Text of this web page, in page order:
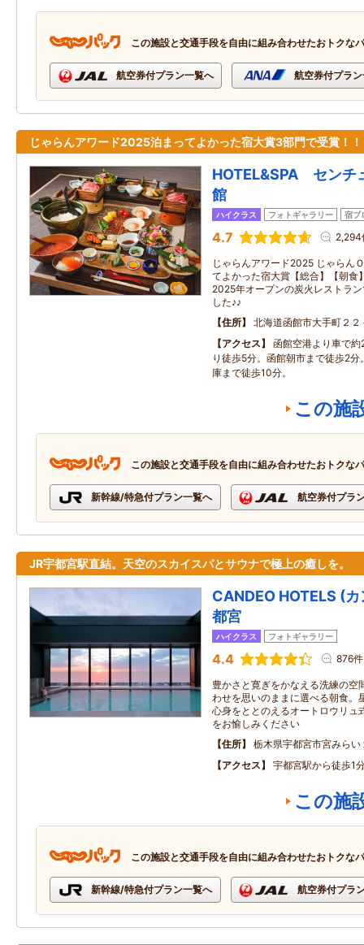
この施設と交通手段を自由に組み合わせたおトクな
航空券付プラン一覧へ 航空券付プラ
じゃらんアワード2025泊まってよかった宿大賞3部門で受賞！！
HOTEL&SPA センチ
館
ハイクラス フォトギャラリー 宿ブ
4.7 2,294
じゃらんアワード2025 じゃらん
てよかった宿大賞【総合】【朝
2025年オープンの炭火レストラ
した♪♪
住所
北海道函館市大手町２２
アクセス
函館空港より車で
り徒歩5分。函館朝市まで徒歩2分
庫まで徒歩10分。
この施
この施設と交通手段を自由に組み合わせたおトクな
新幹線/特急付プラン一覧へ 航空券付プラ
JR宇都宮駅直結。天空のスカイスパとサウナで極上の癒しを。
CANDEO HOTELS (
都宮
ハイクラス フォトギャラリー
4.4 876件
豊かさと寛ぎをかなえる洗練の空
わせを思いのままに選べる朝食。
心身をととのえるオートロウリュ
をお愉しみください
住所
栃木県宇都宮市宮みらい
アクセス
宇都宮駅から徒歩1
この施
この施設と交通手段を自由に組み合わせたおトクな
新幹線/特急付プラン一覧へ 航空券付プラ